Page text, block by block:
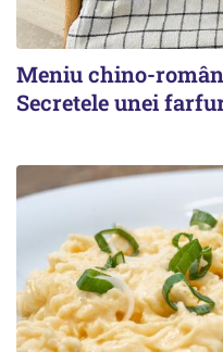
Meniu chino-român
Secretele unei